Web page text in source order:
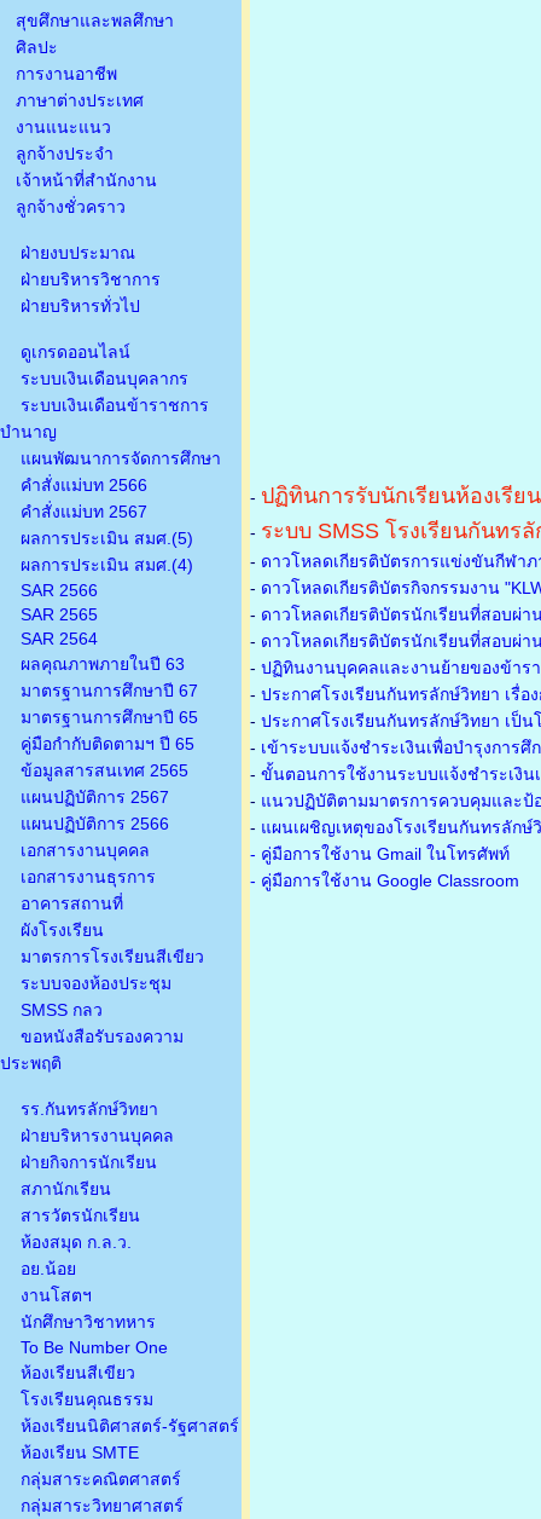
สุขศึกษาและพลศึกษา
ศิลปะ
การงานอาชีพ
ภาษาต่างประเทศ
งานแนะแนว
ลูกจ้างประจำ
เจ้าหน้าที่สำนักงาน
ลูกจ้างชั่วคราว
ฝ่ายงบประมาณ
ฝ่ายบริหารวิชาการ
ฝ่ายบริหารทั่วไป
ดูเกรดออนไลน์
ระบบเงินเดือนบุคลากร
ระบบเงินเดือนข้าราชการ
บำนาญ
แผนพัฒนาการจัดการศึกษา
คำสั่งแม่บท 2566
คำสั่งแม่บท 2567
ผลการประเมิน สมศ.(5)
ผลการประเมิน สมศ.(4)
SAR 2566
SAR 2565
SAR 2564
ผลคุณภาพภายในปี 63
มาตรฐานการศึกษาปี 67
มาตรฐานการศึกษาปี 65
คู่มือกำกับติดตามฯ ปี 65
ข้อมูลสารสนเทศ 2565
แผนปฏิบัติการ 2567
แผนปฏิบัติการ 2566
เอกสารงานบุคคล
เอกสารงานธุรการ
อาคารสถานที่
ผังโรงเรียน
มาตรการโรงเรียนสีเขียว
ระบบจองห้องประชุม
SMSS กลว
ขอหนังสือรับรองความ
ประพฤติ
รร.กันทรลักษ์วิทยา
ฝ่ายบริหารงานบุคคล
ฝ่ายกิจการนักเรียน
สภานักเรียน
สารวัตรนักเรียน
ห้องสมุด ก.ล.ว.
อย.น้อย
งานโสตฯ
นักศึกษาวิชาทหาร
To Be Number One
ห้องเรียนสีเขียว
โรงเรียนคุณธรรม
ห้องเรียนนิติศาสตร์-รัฐศาสตร์
ห้องเรียน SMTE
กลุ่มสาระคณิตศาสตร์
กลุ่มสาระวิทยาศาสตร์
- ปฏิทินการรับนักเรียนห้องเรีย
- ระบบ SMSS โรงเรียนกันทร
- ดาวโหลดเกียรติบัตรการแข่งขันกีฬา
- ดาวโหลดเกียรติบัตรกิจกรรมงาน
- ดาวโหลดเกียรติบัตรนักเรียนที่สอบผ่
- ดาวโหลดเกียรติบัตรนักเรียนที่สอบผ่
- ปฏิทินงานบุคคลและงานย้ายของข้าร
- ประกาศโรงเรียนกันทรลักษ์วิทยา เรื่
- ประกาศโรงเรียนกันทรลักษ์วิทยา เป็
- เข้าระบบแจ้งชำระเงินเพื่อบำรุงการศึ
- ขั้นตอนการใช้งานระบบแจ้งชำระเงิน
- แนวปฏิบัติตามมาตรการควบคุมและป้
- แผนเผชิญเหตุของโรงเรียนกันทรลัก
- คู่มือการใช้งาน Gmail ในโทรศัพท์
- คู่มือการใช้งาน Google Classroom